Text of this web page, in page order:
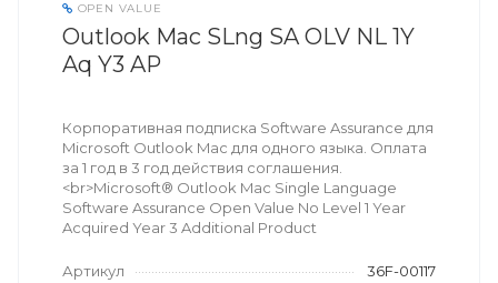
OPEN VALUE
Outlook Mac SLng SA OLV NL 1Y
Aq Y3 AP
Корпоративная подписка Software Assurance для
Microsoft Outlook Mac для одного языка. Оплата
за 1 год в 3 год действия соглашения.
<br>Microsoft® Outlook Mac Single Language
Software Assurance Open Value No Level 1 Year
Acquired Year 3 Additional Product
Артикул 36F-00117